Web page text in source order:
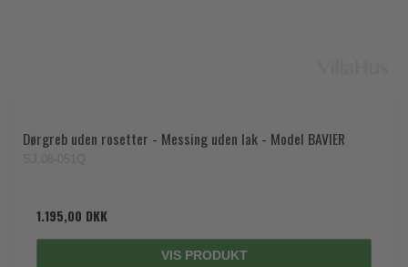
Dørgreb uden rosetter - Messing uden lak - Model BAVIER
1.195,00 DKK
VIS PRODUKT